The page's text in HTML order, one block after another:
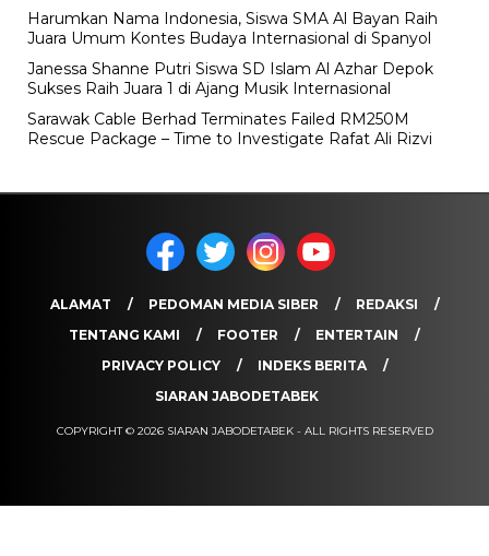
Harumkan Nama Indonesia, Siswa SMA Al Bayan Raih
Juara Umum Kontes Budaya Internasional di Spanyol
Janessa Shanne Putri Siswa SD Islam Al Azhar Depok
Sukses Raih Juara 1 di Ajang Musik Internasional
Sarawak Cable Berhad Terminates Failed RM250M
Rescue Package – Time to Investigate Rafat Ali Rizvi
ALAMAT PEDOMAN MEDIA SIBER
REDAKSI
TENTANG KAMI
FOOTER
ENTERTAIN
PRIVACY POLICY
INDEKS BERITA
SIARAN JABODETABEK
COPYRIGHT © 2026 SIARAN JABODETABEK - ALL RIGHTS RESERVED